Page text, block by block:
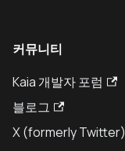
커뮤니티
Kaia 개발자 포럼
블로그
X (formerly Twitter)